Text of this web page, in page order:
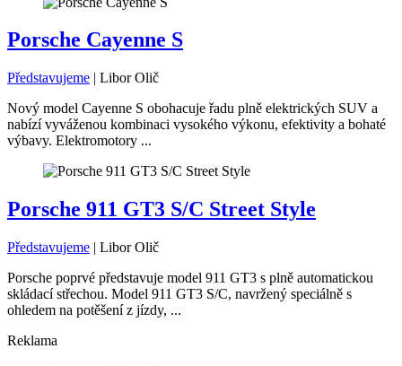
Porsche Cayenne S
Představujeme | Libor Olič
Nový model Cayenne S obohacuje řadu plně elektrických SUV a
nabízí vyváženou kombinaci vysokého výkonu, efektivity a bohaté
výbavy. Elektromotory ...
Porsche 911 GT3 S/C Street Style
Představujeme | Libor Olič
Porsche poprvé představuje model 911 GT3 s plně automatickou
skládací střechou. Model 911 GT3 S/C, navržený speciálně s
ohledem na potěšení z jízdy, ...
Reklama